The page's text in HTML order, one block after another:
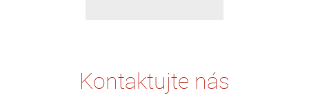
Kontaktujte nás